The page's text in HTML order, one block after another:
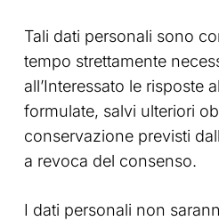
Tali dati personali sono
tempo strettamente
all’Interessato le risposte
formulate, salvi ulteriori
conservazione previsti
a revoca del consenso.
I dati personali non